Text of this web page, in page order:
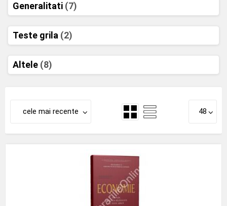
Generalitati (7)
Teste grila (2)
Altele (8)
cele mai recente 48